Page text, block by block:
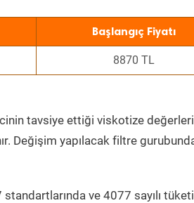
Başlangıç Fiyatı
8870 TL
tavsiye ettiği viskotize
Değişim yapılacak filtre
ve 4077 sayılı